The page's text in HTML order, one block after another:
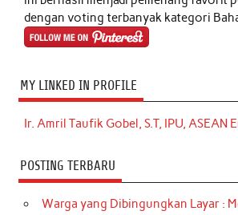
dengan voting terbanyak kategori
MY LINKED IN PROFILE
Ir. Amril Taufik Gobel, S.T, IPU, ASEAN
POSTING TERBARU
Warga yang Dibingungkan Layar :